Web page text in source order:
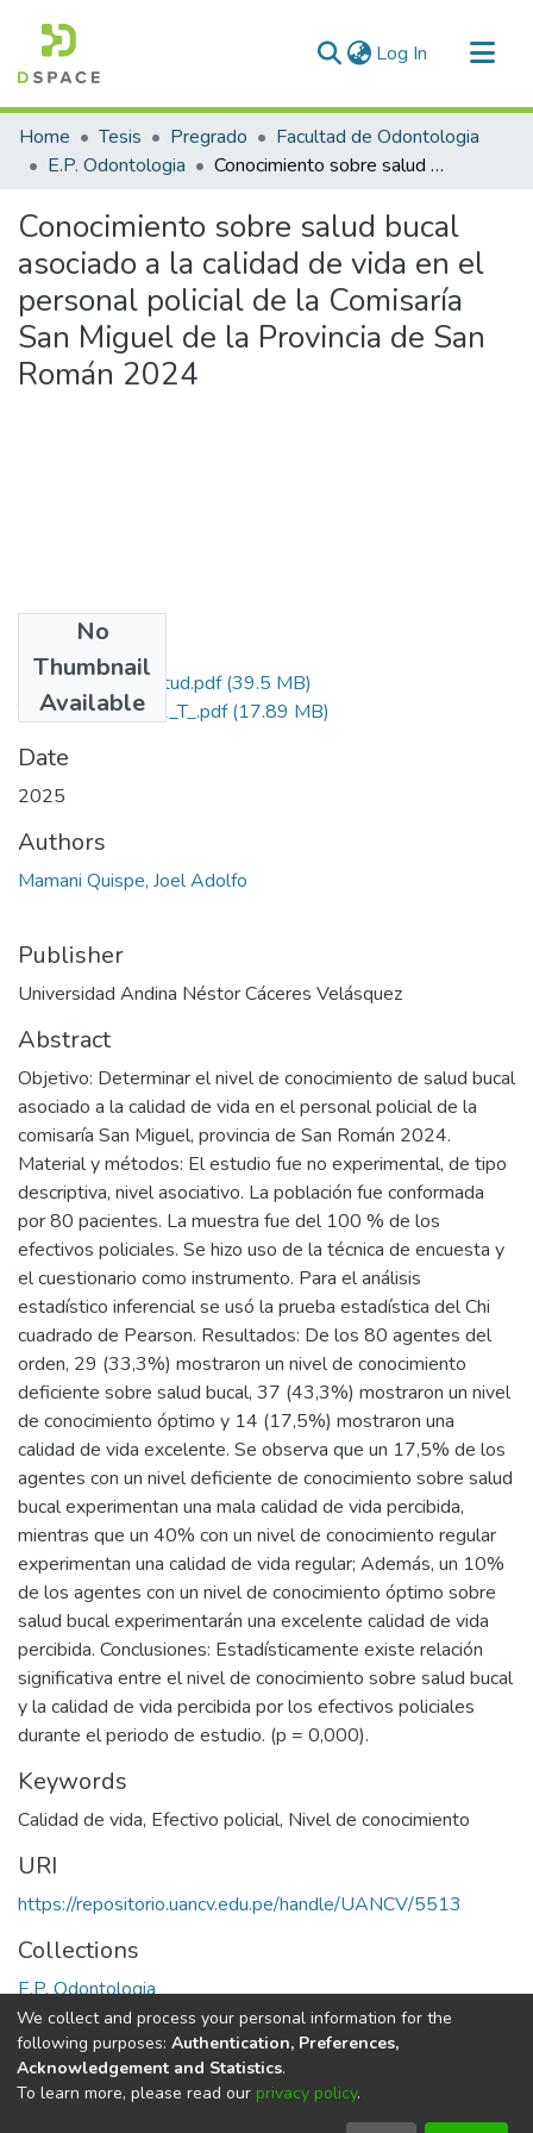
Log In (current)
Communities & Collections
All of DSpace
Home Tesis Pregrado
Facultad de Odontologia
E.P. Odontologia
Conocimiento sobre salud bucal asociado a la calidad de vida en el personal policial de la Comisaría San Miguel de la Provincia de San Román 2024
Conocimiento sobre salud bucal
asociado a la calidad de vida en el
personal policial de la Comisaría
San Miguel de la Provincia de San
Román 2024
No
Thumbnail
Available
Grado de Similitud.pdf(39.5 MB)
T036_45717771_T_.pdf(17.89 MB)
Date
2025
Authors
Mamani Quispe, Joel Adolfo
Publisher
Universidad Andina Néstor Cáceres Velásquez
Abstract
Objetivo: Determinar el nivel de conocimiento de salud bucal
asociado a la calidad de vida en el personal policial de la
comisaría San Miguel, provincia de San Román 2024.
Material y métodos: El estudio fue no experimental, de tipo
descriptiva, nivel asociativo. La población fue conformada
por 80 pacientes. La muestra fue del 100 % de los
efectivos policiales. Se hizo uso de la técnica de encuesta y
el cuestionario como instrumento. Para el análisis
estadístico inferencial se usó la prueba estadística del Chi
cuadrado de Pearson. Resultados: De los 80 agentes del
orden, 29 (33,3%) mostraron un nivel de conocimiento
deficiente sobre salud bucal, 37 (43,3%) mostraron un nivel
de conocimiento óptimo y 14 (17,5%) mostraron una
calidad de vida excelente. Se observa que un 17,5% de los
agentes con un nivel deficiente de conocimiento sobre salud
bucal experimentan una mala calidad de vida percibida,
mientras que un 40% con un nivel de conocimiento regular
experimentan una calidad de vida regular; Además, un 10%
de los agentes con un nivel de conocimiento óptimo sobre
salud bucal experimentarán una excelente calidad de vida
percibida. Conclusiones: Estadísticamente existe relación
significativa entre el nivel de conocimiento sobre salud bucal
y la calidad de vida percibida por los efectivos policiales
durante el periodo de estudio. (p = 0,000).
Keywords
Calidad de vida, Efectivo policial, Nivel de conocimiento
URI
https://repositorio.uancv.edu.pe/handle/UANCV/5513
Collections
E.P. Odontologia
Full item page
DSpace softwarecopyright © 2002-2026
We collect and process your personal information for the
following purposes: Authentication, Preferences,
Acknowledgement and Statistics.
To learn more, please read our privacy policy.